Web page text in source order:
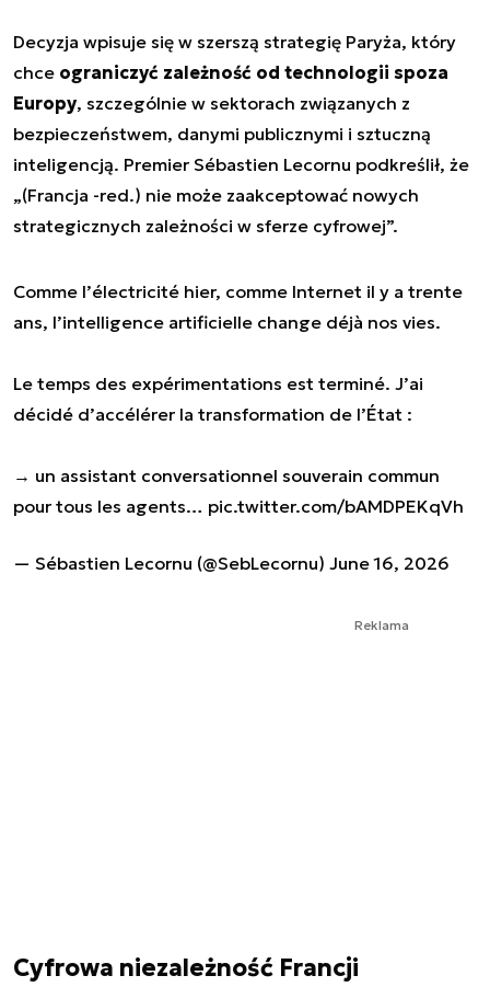
Decyzja wpisuje się w szerszą strategię Paryża, który
chce ograniczyć zależność od technologii spoza
Europy, szczególnie w sektorach związanych z
bezpieczeństwem, danymi publicznymi i sztuczną
inteligencją. Premier Sébastien Lecornu podkreślił, że
„(Francja -red.) nie może zaakceptować nowych
strategicznych zależności w sferze cyfrowej”.
Comme l’électricité hier, comme Internet il y a trente
ans, l’intelligence artificielle change déjà nos vies.
Le temps des expérimentations est terminé. J’ai
décidé d’accélérer la transformation de l’État :
→ un assistant conversationnel souverain commun
pour tous les agents… pic.twitter.com/bAMDPEKqVh
— Sébastien Lecornu (@SebLecornu) June 16, 2026
Reklama
Cyfrowa niezależność Francji